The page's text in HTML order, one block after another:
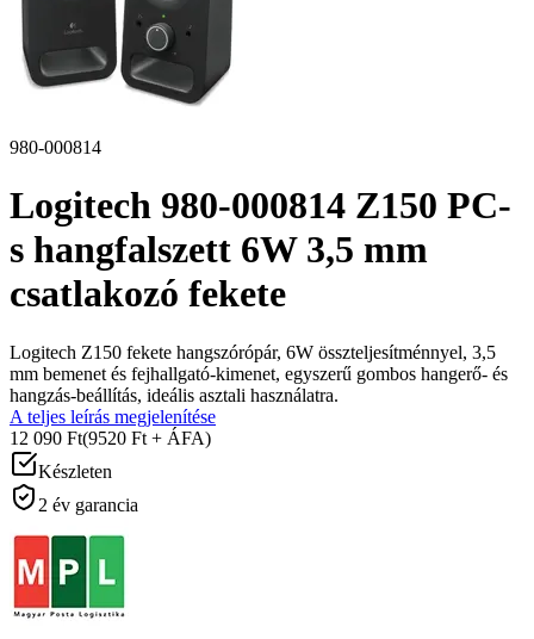
980-000814
Logitech 980-000814 Z150 PC-
s hangfalszett 6W 3,5 mm
csatlakozó fekete
Logitech Z150 fekete hangszórópár, 6W összteljesítménnyel, 3,5
mm bemenet és fejhallgató-kimenet, egyszerű gombos hangerő- és
hangzás-beállítás, ideális asztali használatra.
A teljes leírás megjelenítése
12 090 Ft(9520 Ft + ÁFA)
Készleten
2 év garancia